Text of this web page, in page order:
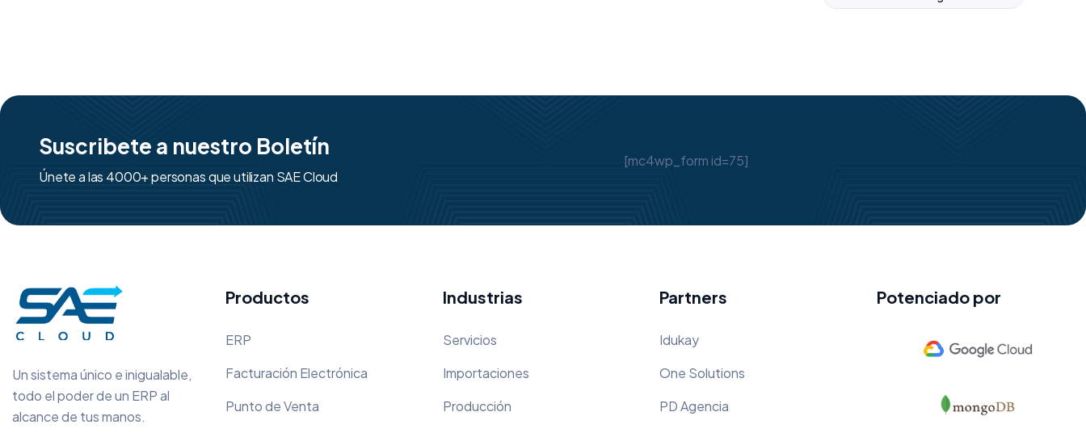
Suscribete a nuestro Boletín
Únete a las 4000+ personas que utilizan SAE Cloud
[mc4wp_form id=75]
Un sistema único e inigualable,
todo el poder de un ERP al
alcance de tus manos.
Productos
ERP
Facturación Electrónica
Punto de Venta
Industrias
Servicios
Importaciones
Producción
Partners
Idukay
One Solutions
PD Agencia
Potenciado por